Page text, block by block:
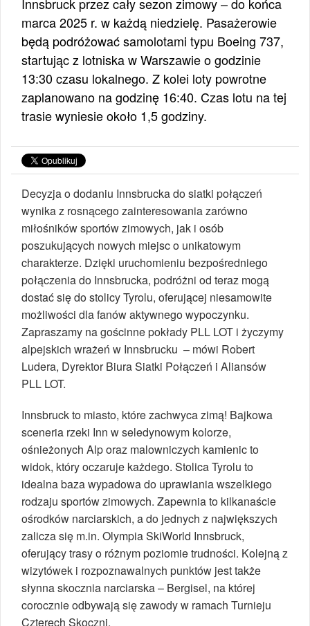
marca 2025 r. w każdą niedzielę. Pasażerowie
będą podróżować samolotami typu Boeing 737,
startując z lotniska w Warszawie o godzinie
13:30 czasu lokalnego. Z kolei loty powrotne
zaplanowano na godzinę 16:40. Czas lotu na tej
trasie wyniesie około 1,5 godziny.
Decyzja o dodaniu Innsbrucka do siatki połączeń
wynika z rosnącego zainteresowania zarówno
miłośników sportów zimowych, jak i osób
poszukujących nowych miejsc o unikatowym
charakterze. Dzięki uruchomieniu bezpośredniego
połączenia do Innsbrucka, podróżni od teraz mogą
dostać się do stolicy Tyrolu, oferującej niesamowite
możliwości dla fanów aktywnego wypoczynku.
Zapraszamy na gościnne pokłady PLL LOT i życzymy
alpejskich wrażeń w Innsbrucku – mówi Robert
Ludera, Dyrektor Biura Siatki Połączeń i Aliansów
PLL LOT.
Innsbruck to miasto, które zachwyca zimą! Bajkowa
sceneria rzeki Inn w seledynowym kolorze,
ośnieżonych Alp oraz malowniczych kamienic to
widok, który oczaruje każdego. Stolica Tyrolu to
idealna baza wypadowa do uprawiania wszelkiego
rodzaju sportów zimowych. Zapewnia to kilkanaście
ośrodków narciarskich, a do jednych z największych
zalicza się m.in. Olympia SkiWorld Innsbruck,
oferujący trasy o różnym poziomie trudności. Kolejną z
wizytówek i rozpoznawalnych punktów jest także
słynna skocznia narciarska – Bergisel, na której
corocznie odbywają się zawody w ramach Turnieju
Czterech Skoczni.